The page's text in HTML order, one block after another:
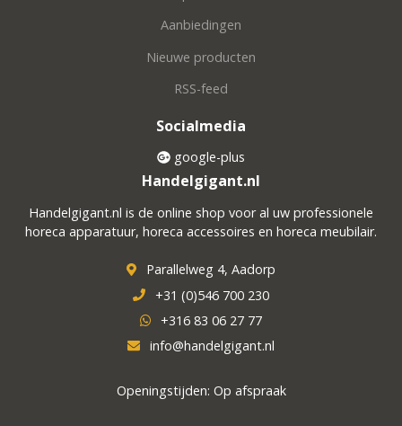
Aanbiedingen
Nieuwe producten
RSS-feed
Socialmedia
google-plus
Handelgigant.nl
Handelgigant.nl is de online shop voor al uw professionele
horeca apparatuur, horeca accessoires en horeca meubilair.
Parallelweg 4, Aadorp
+31 (0)546 700 230
+316 83 06 27 77
info@handelgigant.nl
Openingstijden: Op afspraak